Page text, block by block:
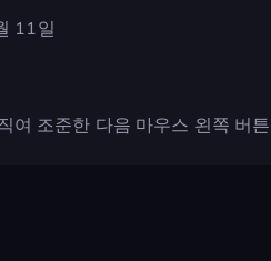
11일
여 조준한 다음 마우스 왼쪽 버